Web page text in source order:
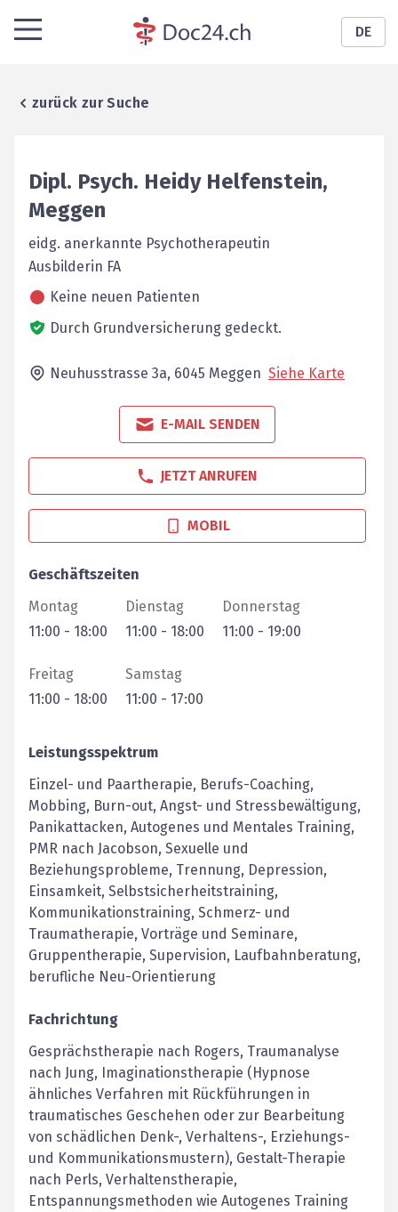
DE
zurück zur Suche
Dipl. Psych. Heidy Helfenstein,
Meggen
eidg. anerkannte Psychotherapeutin
Ausbilderin FA
Keine neuen Patienten
Durch Grundversicherung gedeckt.
Neuhusstrasse 3a, 6045 Meggen Siehe Karte
E-MAIL SENDEN
JETZT ANRUFEN
MOBIL
Geschäftszeiten
Montag
11:00 - 18:00
Dienstag
11:00 - 18:00
Donnerstag
11:00 - 19:00
Freitag
11:00 - 18:00
Samstag
11:00 - 17:00
Leistungsspektrum
Einzel- und Paartherapie, Berufs-Coaching,
Mobbing, Burn-out, Angst- und Stressbewältigung,
Panikattacken, Autogenes und Mentales Training,
PMR nach Jacobson, Sexuelle und
Beziehungsprobleme, Trennung, Depression,
Einsamkeit, Selbstsicherheitstraining,
Kommunikationstraining, Schmerz- und
Traumatherapie, Vorträge und Seminare,
Gruppentherapie, Supervision, Laufbahnberatung,
berufliche Neu-Orientierung
Fachrichtung
Gesprächstherapie nach Rogers, Traumanalyse
nach Jung, Imaginationstherapie (Hypnose
ähnliches Verfahren mit Rückführungen in
traumatisches Geschehen oder zur Bearbeitung
von schädlichen Denk-, Verhaltens-, Erziehungs-
und Kommunikationsmustern), Gestalt-Therapie
nach Perls, Verhaltenstherapie,
Entspannungsmethoden wie Autogenes Training